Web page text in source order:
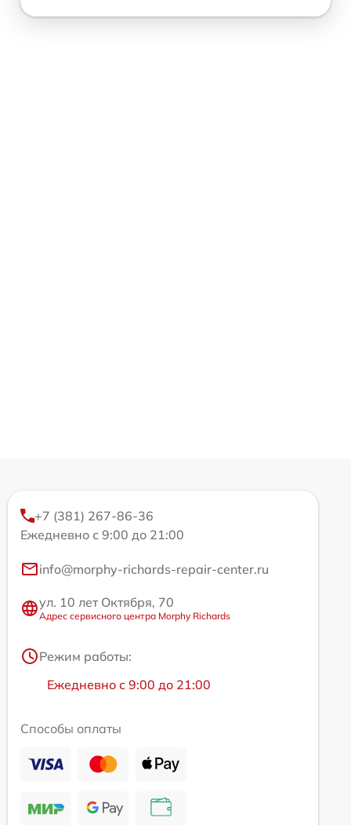
+7 (381) 267-86-36
Ежедневно с 9:00 до 21:00
info@morphy-richards-repair-center.ru
ул. 10 лет Октября, 70
Адрес сервисного центра Morphy Richards
Режим работы:
Ежедневно с 9:00 до 21:00
Способы оплаты